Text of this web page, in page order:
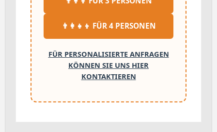
👨‍👩‍👧‍👦 FÜR 4 PERSONEN
FÜR PERSONALISIERTE ANFRAGEN
KÖNNEN SIE UNS HIER
KONTAKTIEREN